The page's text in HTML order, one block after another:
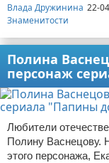
Влада Дружинина 22-
Знаменитости
Полина
персонаж
Любители
Полину Васнецову.
этого персонажа,